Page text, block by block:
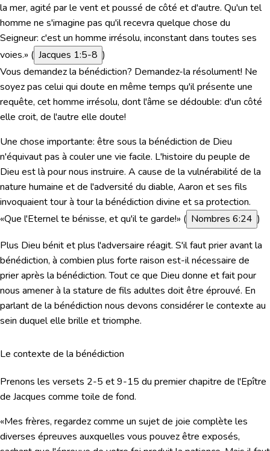
la mer, agité par le vent et poussé de côté et d'autre. Qu'un tel
homme ne s'imagine pas qu'il recevra quelque chose du
Seigneur: c'est un homme irrésolu, inconstant dans toutes ses
voies.» ( Jacques 1:5-8 )
Vous demandez la bénédiction? Demandez-la résolument! Ne
soyez pas celui qui doute en même temps qu'il présente une
requête, cet homme irrésolu, dont l'âme se dédouble: d'un côté
elle croit, de l'autre elle doute!
Une chose importante: être sous la bénédiction de Dieu
n'équivaut pas à couler une vie facile. L'histoire du peuple de
Dieu est là pour nous instruire. A cause de la vulnérabilité de la
nature humaine et de l'adversité du diable, Aaron et ses fils
invoquaient tour à tour la bénédiction divine et sa protection.
«Que l'Eternel te bénisse, et qu'il te garde!» ( Nombres 6:24 )
Plus Dieu bénit et plus l'adversaire réagit. S'il faut prier avant la
bénédiction, à combien plus forte raison est-il nécessaire de
prier après la bénédiction. Tout ce que Dieu donne et fait pour
nous amener à la stature de fils adultes doit être éprouvé. En
parlant de la bénédiction nous devons considérer le contexte au
sein duquel elle brille et triomphe.
Le contexte de la bénédiction
Prenons les versets 2-5 et 9-15 du premier chapitre de l'Epître
de Jacques comme toile de fond.
«Mes frères, regardez comme un sujet de joie complète les
diverses épreuves auxquelles vous pouvez être exposés,